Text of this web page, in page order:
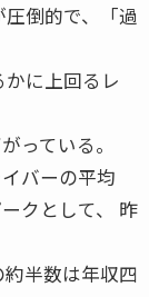
倒的で、「過
に上回るレ
っている。
バーの平均
クとして、 昨
半数は年収四